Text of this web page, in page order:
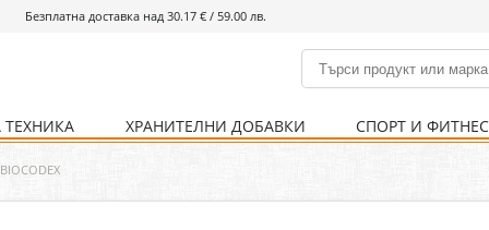
Безплатна доставка над 30.17 € / 59.00 лв.
% Хранителни добавки
Болно гърло
Инхалатори
ХРАНИТЕЛНИ ДОБАВКИ
Кости и стави
СПОРТ И ФИТНЕС
Храни и напитки
Детска козметика
Уреди
Хигиена на тялото